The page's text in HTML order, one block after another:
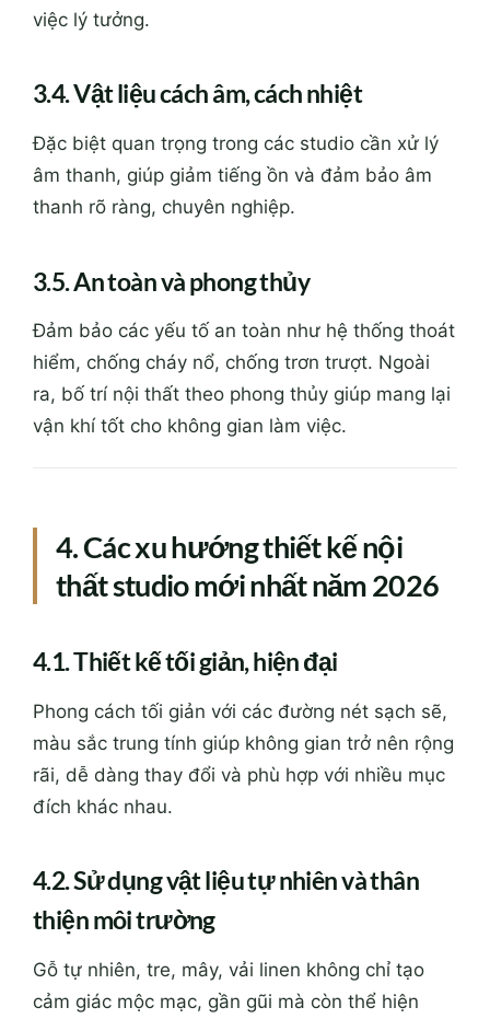
việc lý tưởng.
3.4. Vật liệu cách âm, cách nhiệt
Đặc biệt quan trọng trong các studio cần xử lý
âm thanh, giúp giảm tiếng ồn và đảm bảo âm
thanh rõ ràng, chuyên nghiệp.
3.5. An toàn và phong thủy
Đảm bảo các yếu tố an toàn như hệ thống thoát
hiểm, chống cháy nổ, chống trơn trượt. Ngoài
ra, bố trí nội thất theo phong thủy giúp mang lại
vận khí tốt cho không gian làm việc.
4. Các xu hướng thiết kế nội
thất studio mới nhất năm 2026
4.1. Thiết kế tối giản, hiện đại
Phong cách tối giản với các đường nét sạch sẽ,
màu sắc trung tính giúp không gian trở nên rộng
rãi, dễ dàng thay đổi và phù hợp với nhiều mục
đích khác nhau.
4.2. Sử dụng vật liệu tự nhiên và thân
thiện môi trường
Gỗ tự nhiên, tre, mây, vải linen không chỉ tạo
cảm giác mộc mạc, gần gũi mà còn thể hiện